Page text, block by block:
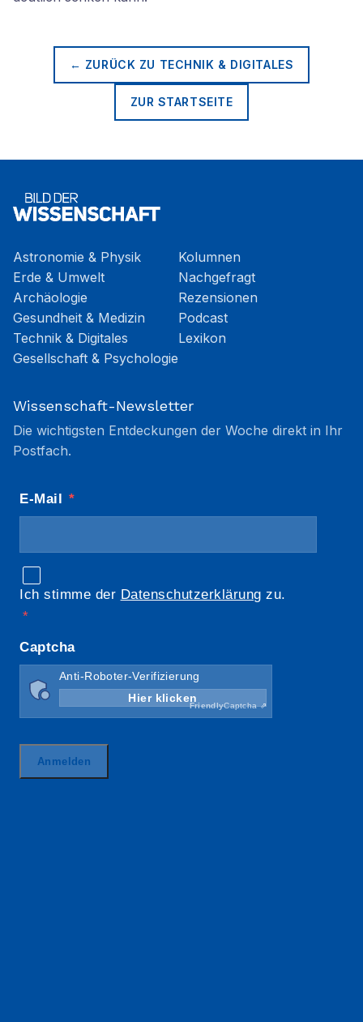
← ZURÜCK ZU TECHNIK & DIGITALES
ZUR STARTSEITE
Astronomie & Physik
Erde & Umwelt
Archäologie
Gesundheit & Medizin
Technik & Digitales
Gesellschaft & Psychologie
Kolumnen
Nachgefragt
Rezensionen
Podcast
Lexikon
Wissenschaft-Newsletter
Die wichtigsten Entdeckungen der Woche direkt in Ihr
Postfach.